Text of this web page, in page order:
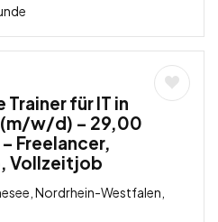
Trainer für IT in
(m/w/d) – 29,00
Freelancer,
Vollzeitjob
Nordrhein-Westfalen,